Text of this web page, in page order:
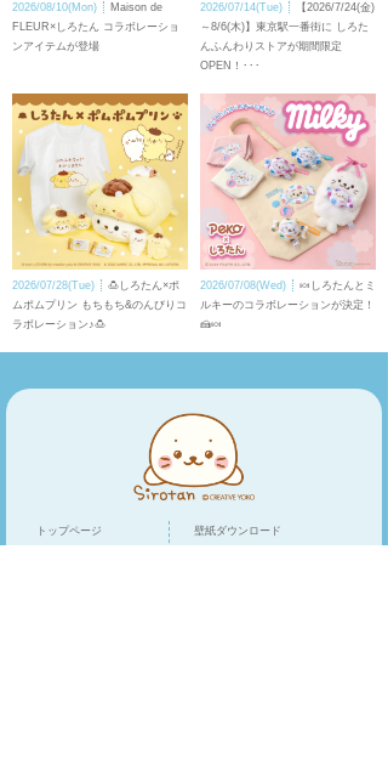
2026/08/10(Mon)
Maison de
FLEUR×しろたん コラボレーショ
ンアイテムが登場
2026/07/14(Tue)
【2026/7/24(金)
～8/6(木)】東京駅一番街に しろた
んふんわりストアが期間限定
OPEN！･･･
2026/07/28(Tue)
🍮しろたん×ポ
ムポムプリン もちもち&のんびりコ
ラボレーション♪🍮
2026/07/08(Wed)
🍬しろたんとミ
ルキーのコラボレーションが決定！
🍰🍬
トップページ 壁紙ダウンロード